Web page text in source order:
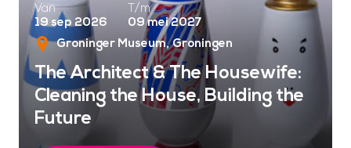
Van
19 sep 2026
T/m
09 mei 2027
Groninger Museum Groningen
The Architect & The Housewife:
Cleaning the House, Building the
Future